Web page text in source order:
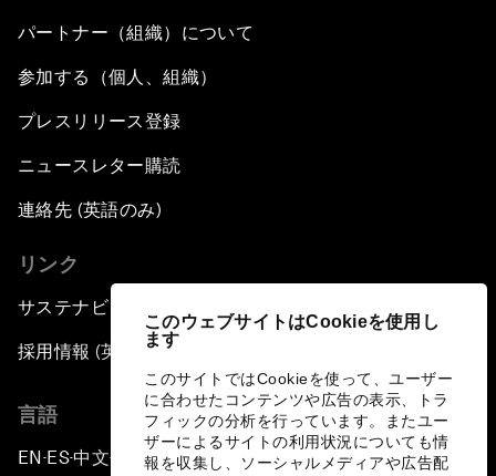
このウェブサイトはCookieを使用し
ます
このサイトではCookieを使って、ユーザー
に合わせたコンテンツや広告の表示、トラ
フィックの分析を行っています。またユー
ザーによるサイトの利用状況についても情
報を収集し、ソーシャルメディアや広告配
パートナー（組織）について
参加する（個人、組織）
プレスリリース登録
ニュースレター購読
連絡先 (英語のみ)
リンク
サステナビリティへの取り組み
採用情報 (英語のみ)
言語
EN ▪ES▪中文▪ 日本語